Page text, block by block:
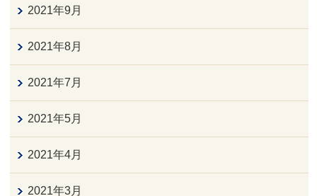
2021年9月
2021年8月
2021年7月
2021年5月
2021年4月
2021年3月